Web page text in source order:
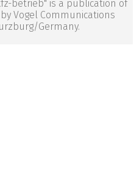
betrieb" is a publication of
Vogel Communications
Germany.